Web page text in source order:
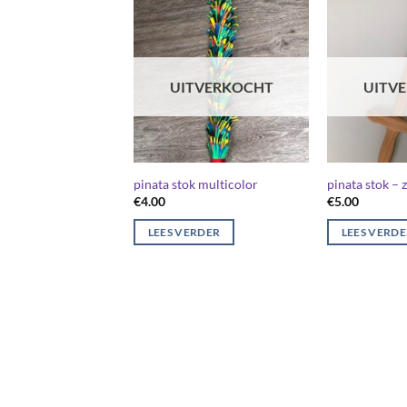
UITVERKOCHT
pinata stok multicolor
€4.00
LEES VERDER
pinata stok –
€5.00
LEES